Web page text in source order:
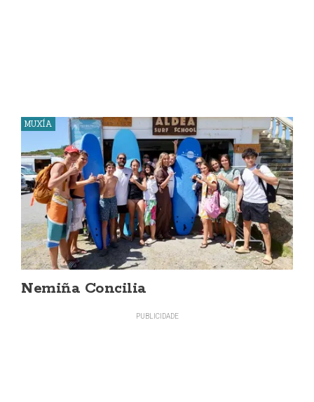
MUXÍA
Nemiña Concilia